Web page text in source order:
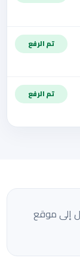
تم الرفع
تم الرفع
إلى موقع